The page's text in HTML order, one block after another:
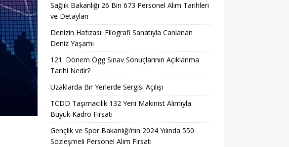
Sağlık Bakanlığı 26 Bin 673 Personel Alım Tarihleri
ve Detayları
Denizin Hafızası: Filografi Sanatıyla Canlanan
Deniz Yaşamı
121. Dönem Ögg Sınav Sonuçlarının Açıklanma
Tarihi Nedir?
Uzaklarda Bir Yerlerde Sergisi Açılışı
TCDD Taşımacılık 132 Yeni Makinist Alımıyla
Büyük Kadro Fırsatı
Gençlik ve Spor Bakanlığı’nın 2024 Yılında 550
Sözleşmeli Personel Alım Fırsatı